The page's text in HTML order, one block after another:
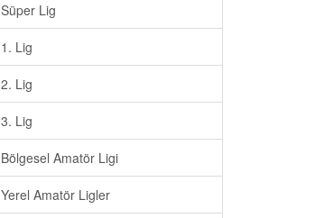
Süper Lig
1. Lig
2. Lig
3. Lig
Bölgesel Amatör Ligi
Yerel Amatör Ligler